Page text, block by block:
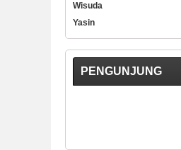
Wisuda
Yasin
PENGUNJUNG